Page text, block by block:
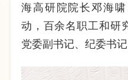
海高研院院长邓海
动，百余名职工和研
党委副书记、纪委书